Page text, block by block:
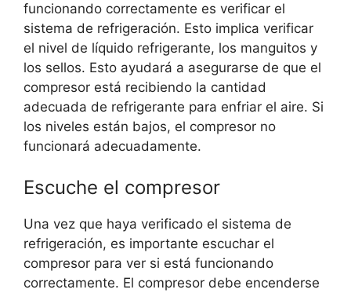
funcionando correctamente es verificar el
sistema de refrigeración. Esto implica verificar
el nivel de líquido refrigerante, los manguitos y
los sellos. Esto ayudará a asegurarse de que el
compresor está recibiendo la cantidad
adecuada de refrigerante para enfriar el aire. Si
los niveles están bajos, el compresor no
funcionará adecuadamente.
Escuche el compresor
Una vez que haya verificado el sistema de
refrigeración, es importante escuchar el
compresor para ver si está funcionando
correctamente. El compresor debe encenderse